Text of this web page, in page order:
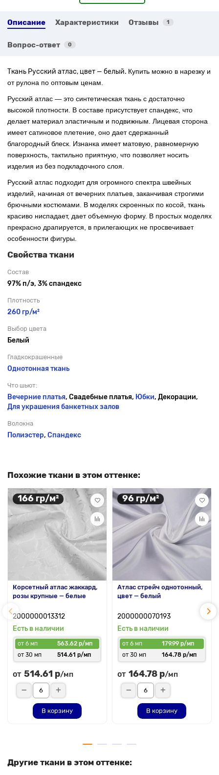
Описание Характеристики Отзывы 1
Вопрос-ответ 0
Ткань Русский атлас, цвет — белый. Купить можно в нарезку и
от рулона по оптовым ценам.
Русский атлас — это синтетическая ткань с достаточно
высокой плотности. В составе присутствует спандекс, что
делает материал эластичным и подвижным. Лицевая сторона
имеет сатиновое плетение, оно дает сдержанный
благородный блеск. Изнанка имеет матовую, равномерную
поверхность, тактильно приятную, что позволяет носить
изделия из без подкладочного слоя.
Русский атлас подходит для огромного спектра швейных
изделий, начиная от вечерних платьев, заканчивая строгими
брючными костюмами. В моделях скроенных по косой, ткань
красиво ниспадает, дает объемную форму. В простых моделях
прекрасно драпируется, в прилегающих не просвечивает
особенности фигуры.
Свойства ткани
Состав
97% п/э, 3% спандекс
Плотность
260 гр/м²
Выбор цвета
Белый
Гладкокрашенные
Однотонная ткань
Что шьют:
Вечерние платья, Свадебные платья, Юбки, Декорации,
Для украшения банкетных залов
Волокна
Полиэстер, Спандекс
Похожие ткани в этом оттенке:
166 гр/м²
Корсетный атлас жаккард,
розы крупные — белые
2000000013312
Есть в наличии
от 6 мп
563.62 р/мп
от 30 мп
514.61 р/мп
от 514.61 р/мп
В корзину
96 гр/м²
Атлас стрейч однотонный,
цвет — белый
2000000070193
Есть в наличии
от 6 мп
179.99 р/мп
от 30 мп
164.78 р/мп
от 164.78 р/мп
В корзину
Другие ткани в этом оттенке: